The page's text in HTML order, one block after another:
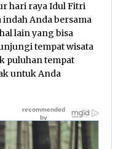
hari raya Idul Fitri
indah Anda bersama
lain yang bisa
tempat wisata
puluhan tempat
untuk Anda